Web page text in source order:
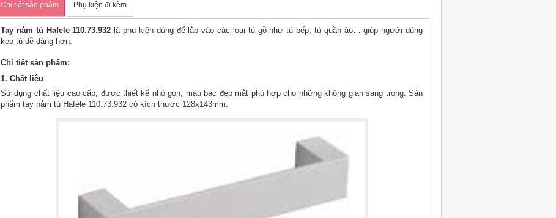
Chi tiết sản phẩm Phụ kiện đi kèm
Tay nắm tủ Hafele 110.73.932 là phụ kiện dùng để lắp vào các loại tủ gỗ như tủ bếp, tủ quần áo… giúp người dùng
kéo tủ dễ dàng hơn.
Chi tiêt sản phẩm:
1. Chất liệu
Sử dụng chất liệu cao cấp, được thiết kế nhỏ gọn, màu bạc đẹp mắt phù hợp cho những không gian sang trọng. Sản
phẩm tay nắm tủ Hafele 110.73.932 có kích thước 128x143mm.